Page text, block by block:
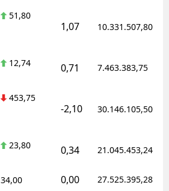
51,80
1,07 10.331.507,80
12,74 0,71 7.463.383,75
453,75
-2,10 30.146.105,50
23,80 0,34 21.045.453,24
34,00 0,00 27.525.395,28